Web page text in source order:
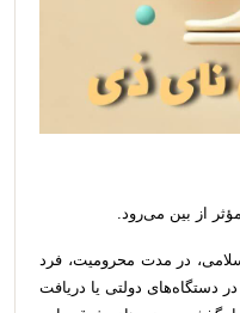
از بین می‌رود.
مجازات اسلامی، در مدت محرومیت، فرد
دستگاه‌های دولتی یا دریافت